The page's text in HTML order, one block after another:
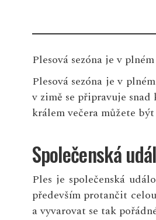
Plesová sezóna je v
Plesová sezóna je v
v zimě se připravuje
králem večera můžete
Společenská
Ples je společenská
především protančit
a vyvarovat se tak